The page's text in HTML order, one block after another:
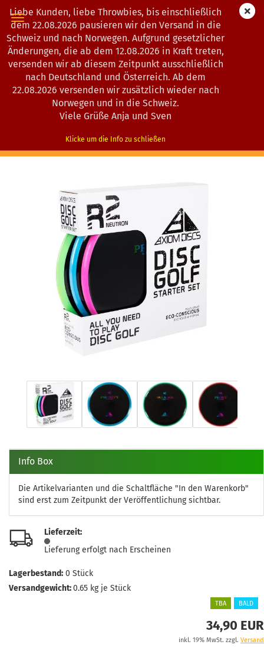
Liebe Kunden, liebe Throwbies, bis einschließlich
dem 22.08.2026 pausieren wir den Versand in die
Schweiz und nach Norwegen. Aufgrund gesetzlicher
Änderungen, die ab dem 12.08.2026 in Kraft treten,
versenden wir ab diesem Zeitpunkt ausschließlich
nach Deutschland und Österreich. Ab dem
22.08.2026 versenden wir zusätzlich wieder nach
Norwegen und in die Schweiz.
Viele Grüße Anja und Sven
Klicke um die Info zu schließen
« Erster « zurück weiter »
Letzter »
Artikel in dieser Kategorie
Axiom Discs | Starter Set | R2 Neutron
1202487 )
(TBA)
Info Box
Die Artikelvarianten und die Schaltfläche "In den Warenkorb"
sind erst zum Zeitpunkt der Veröffentlichung sichtbar.
Lieferzeit:
Lieferung erfolgt nach Erscheinen
Lagerbestand: 0 Stück
Versandgewicht:0.65 kg je Stück
TBA BALD
34,90 EUR
inkl. 19% MwSt. zzgl. Versand